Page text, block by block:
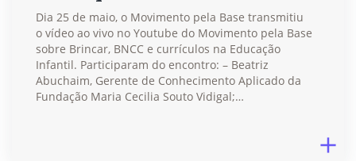
Dia 25 de maio, o Movimento pela Base transmitiu
o vídeo ao vivo no Youtube do Movimento pela Base
sobre Brincar, BNCC e currículos na Educação
Infantil. Participaram do encontro: – Beatriz
Abuchaim, Gerente de Conhecimento Aplicado da
Fundação Maria Cecilia Souto Vidigal;…